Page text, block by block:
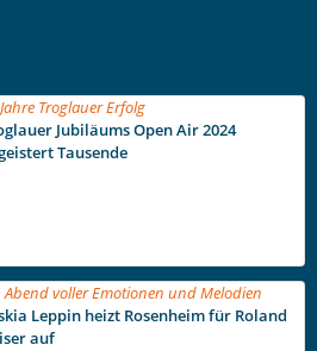
Troglauer Erfolg
Jubiläums Open Air 2024
Tausende
Abend voller Emotionen und Melodien
Leppin heizt Rosenheim für Roland
auf